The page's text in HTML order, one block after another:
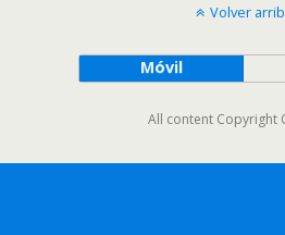
Volver
Móvil
All content Copyright